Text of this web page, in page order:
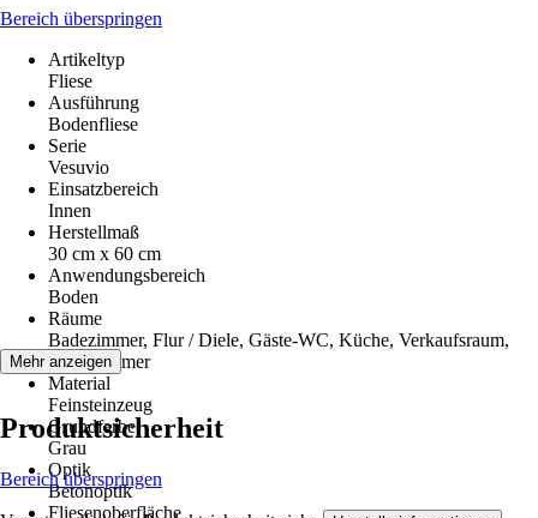
Bereich überspringen
Artikeltyp
Fliese
Ausführung
Bodenfliese
Serie
Vesuvio
Einsatzbereich
Innen
Herstellmaß
30 cm x 60 cm
Anwendungsbereich
Boden
Räume
Badezimmer, Flur / Diele, Gäste-WC, Küche, Verkaufsraum,
Wohnzimmer
Material
Feinsteinzeug
Grundfarbe
Grau
Optik
Betonoptik
Fliesenoberfläche
Mehr anzeigen
Produktsicherheit
Bereich überspringen